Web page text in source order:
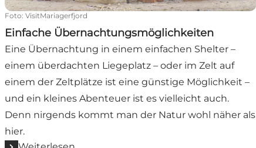
Foto: VisitMariagerfjord
Einfache Übernachtungsmöglichkeiten
Eine Übernachtung in einem einfachen Shelter –
einem überdachten Liegeplatz – oder im Zelt auf
einem der Zeltplätze ist eine günstige Möglichkeit –
und ein kleines Abenteuer ist es vielleicht auch.
Denn nirgends kommt man der Natur wohl näher als
hier.